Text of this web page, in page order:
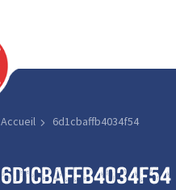
Accueil 6d1cbaffb4034f54
6d1cbaffb4034f54